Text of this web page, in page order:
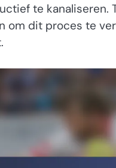
te kanaliseren.
om dit proces te